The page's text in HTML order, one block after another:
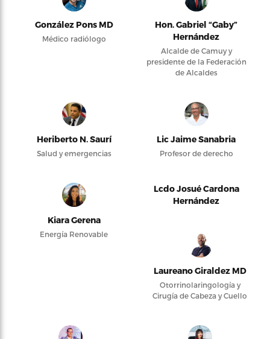
González Pons MD
Médico radiólogo
Hon. Gabriel “Gaby”
Hernández
Alcalde de Camuy y
presidente de la Federación
de Alcaldes
Heriberto N. Saurí
Salud y emergencias
Lic Jaime Sanabria
Profesor de derecho
Kiara Gerena
Energía Renovable
Lcdo Josué Cardona
Hernández
Laureano Giraldez MD
Otorrinolaringología y
Cirugía de Cabeza y Cuello